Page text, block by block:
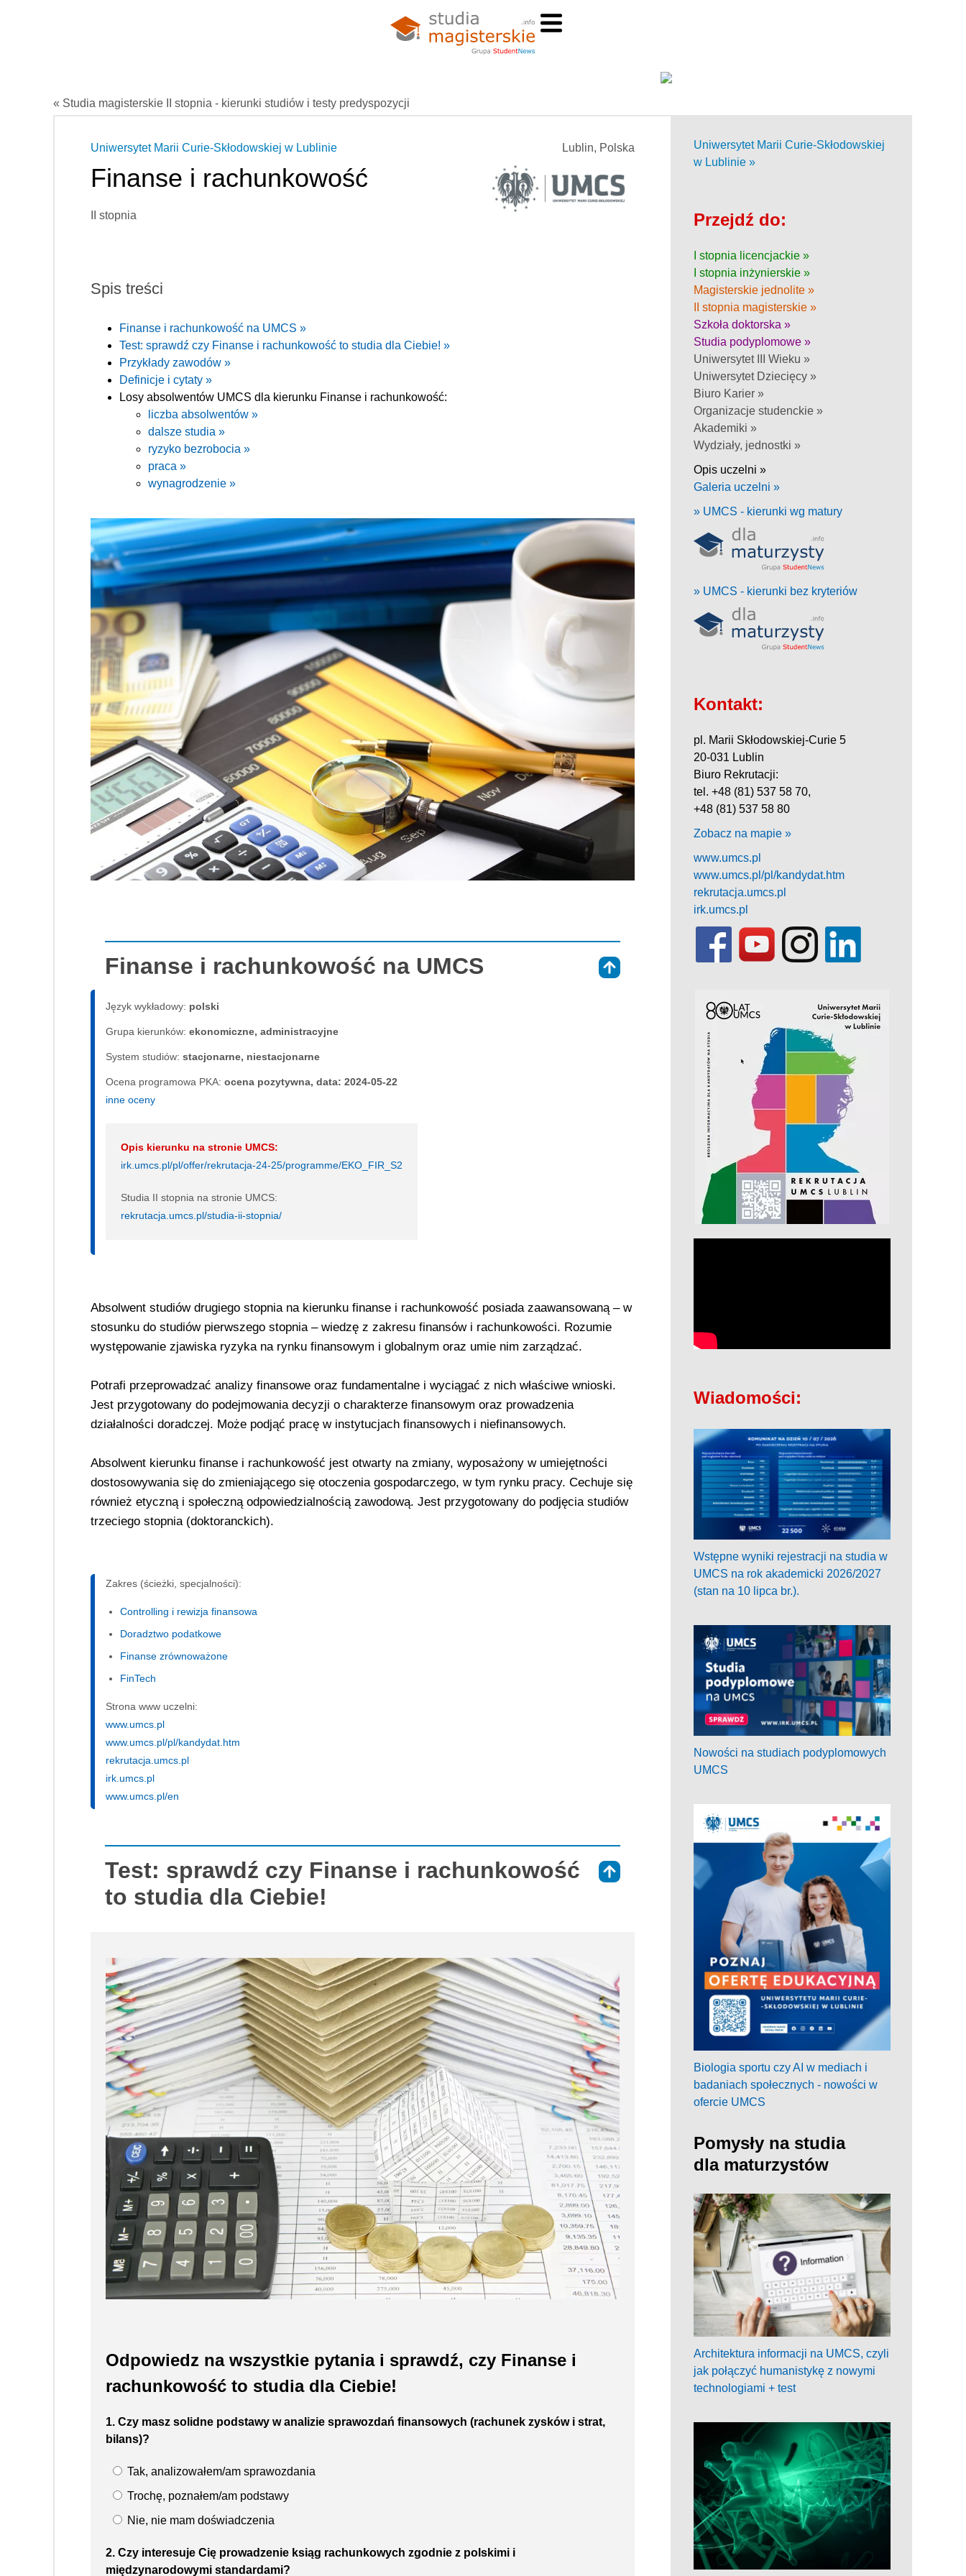
« Studia magisterskie II stopnia - kierunki studiów i testy predyspozycji
Lublin, Polska
Uniwersytet Marii Curie-Skłodowskiej w Lublinie
Finanse i rachunkowość
II stopnia
Spis treści
Finanse i rachunkowość na UMCS »
Test: sprawdź czy Finanse i rachunkowość to studia dla Ciebie! »
Przykłady zawodów »
Definicje i cytaty »
Losy absolwentów UMCS dla kierunku Finanse i rachunkowość:
liczba absolwentów »
dalsze studia »
ryzyko bezrobocia »
praca »
wynagrodzenie »
Finanse i rachunkowość na UMCS
Język wykładowy: polski
Grupa kierunków: ekonomiczne, administracyjne
System studiów: sta­cjo­nar­ne, nie­sta­cjo­nar­ne
Ocena programowa PKA: ocena pozytywna, data: 2024-05-22
inne oceny
Opis kierunku na stronie UMCS:
irk.umcs.pl/pl/offer/rekrutacja-24-25/programme/EKO_FIR_S2
Studia II stopnia na stronie UMCS:
rekrutacja.umcs.pl/studia-ii-stopnia/
Absolwent studiów drugiego stopnia na kierunku finanse i rachunkowość posiada zaawansowaną – w
stosunku do studiów pierwszego stopnia – wiedzę z zakresu finansów i rachunkowości. Rozumie
występowanie zjawiska ryzyka na rynku finansowym i globalnym oraz umie nim zarządzać.
Potrafi przeprowadzać analizy finansowe oraz fundamentalne i wyciągać z nich właściwe wnioski.
Jest przygotowany do podejmowania decyzji o charakterze finansowym oraz prowadzenia
działalności doradczej. Może podjąć pracę w instytucjach finansowych i niefinansowych.
Absolwent kierunku finanse i rachunkowość jest otwarty na zmiany, wyposażony w umiejętności
dostosowywania się do zmieniającego się otoczenia gospodarczego, w tym rynku pracy. Cechuje się
również etyczną i społeczną odpowiedzialnością zawodową. Jest przygotowany do podjęcia studiów
trzeciego stopnia (doktoranckich).
Zakres (ścieżki, specjalności):
Controlling i rewizja finansowa
Doradztwo podatkowe
Finanse zrównoważone
FinTech
Strona www uczelni:
www.umcs.pl
www.umcs.pl/pl/kandydat.htm
rekrutacja.umcs.pl
irk.umcs.pl
www.umcs.pl/en
Test: sprawdź czy Finanse i rachunkowość
to studia dla Ciebie!
Odpowiedz na wszystkie pytania i sprawdź, czy Finanse i
rachunkowość to studia dla Ciebie!
1. Czy masz solidne podstawy w analizie sprawozdań finansowych (rachunek zysków i strat,
bilans)?
Tak, analizowałem/am sprawozdania
Trochę, poznałem/am podstawy
Nie, nie mam doświadczenia
2. Czy interesuje Cię prowadzenie ksiąg rachunkowych zgodnie z polskimi i
międzynarodowymi standardami?
Uniwersytet Marii Curie-Skłodowskiej
w Lublinie »
Przejdź do:
I stopnia licencjackie »
I stopnia inżynierskie »
Magisterskie jednolite »
II stopnia magisterskie »
Szkoła doktorska »
Studia podyplomowe »
Uniwersytet III Wieku »
Uniwersytet Dziecięcy »
Biuro Karier »
Organizacje studenckie »
Akademiki »
Wydziały, jednostki »
Opis uczelni »
Galeria uczelni »
» UMCS - kierunki wg matury
» UMCS - kierunki bez kryteriów
Kontakt:
pl. Marii Skłodowskiej-Curie 5
20-031 Lublin
Biuro Rekrutacji:
tel. +48 (81) 537 58 70,
+48 (81) 537 58 80
Zobacz na mapie »
www.umcs.pl
www.umcs.pl/pl/kandydat.htm
rekrutacja.umcs.pl
irk.umcs.pl
Wiadomości:
Wstępne wyniki rejestracji na studia w
UMCS na rok akademicki 2026/2027
(stan na 10 lipca br.).
Nowości na studiach podyplomowych
UMCS
Biologia sportu czy AI w mediach i
badaniach społecznych - nowości w
ofercie UMCS
Pomysły na studia
dla maturzystów
Architektura informacji na UMCS, czyli
jak połączyć humanistykę z nowymi
technologiami + test